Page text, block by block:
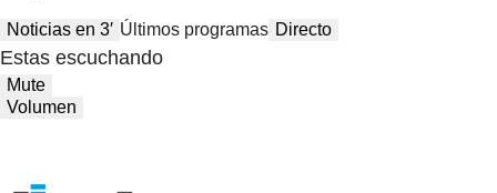
Noticias en 3′ Últimos programas Directo
Estas escuchando
Mute
Volumen